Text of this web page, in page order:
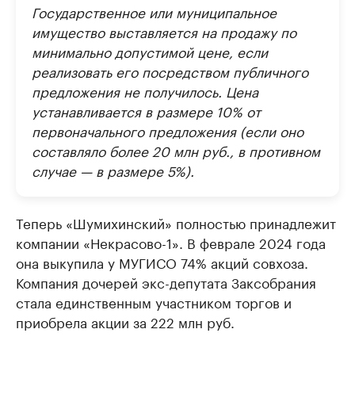
Государственное или муниципальное
имущество выставляется на продажу по
минимально допустимой цене, если
реализовать его посредством публичного
предложения не получилось. Цена
устанавливается в размере 10% от
первоначального предложения (если оно
составляло более 20 млн руб., в противном
случае — в размере 5%).
Теперь «Шумихинский» полностью принадлежит
компании «Некрасово-1». В феврале 2024 года
она выкупила у МУГИСО 74% акций совхоза.
Компания дочерей экс-депутата Заксобрания
стала единственным участником торгов и
приобрела акции за 222 млн руб.